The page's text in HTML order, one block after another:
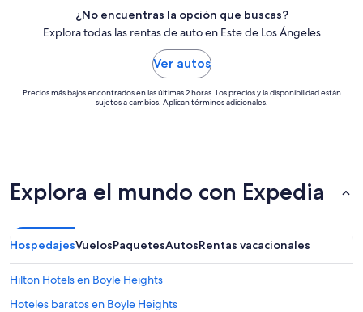
¿No encuentras la opción que buscas?
Explora todas las rentas de auto en Este de Los Ángeles
Ver autos
Precios más bajos encontrados en las últimas 2 horas. Los precios y la disponibilidad están
sujetos a cambios. Aplican términos adicionales.
Explora el mundo con Expedia
HospedajesVuelosPaquetesAutosRentas vacacionales
Hilton Hotels en Boyle Heights
Hoteles baratos en Boyle Heights